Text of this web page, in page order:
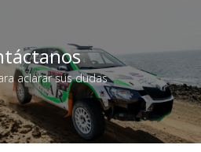
aclarar sus dudas